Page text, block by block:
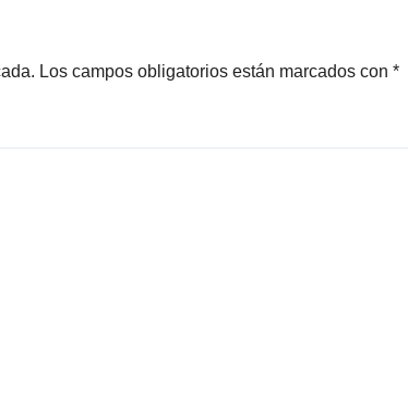
Los campos obligatorios están marcados con *